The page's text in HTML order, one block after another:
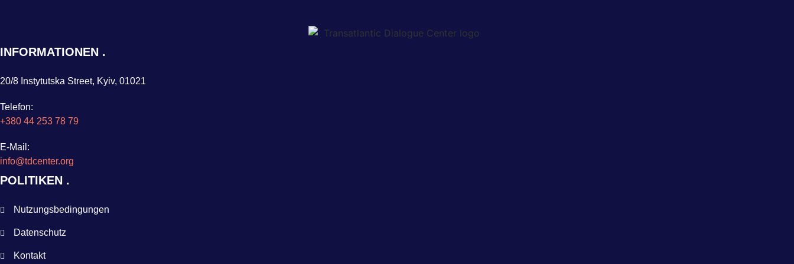
INFORMATIONEN
20/8 Instytutska Street, Kyiv, 01021
Telefon:
+380 44 253 78 79
E-Mail:
info@tdcenter.org
POLITIKEN
Nutzungsbedingungen
Datenschutz
Kontakt